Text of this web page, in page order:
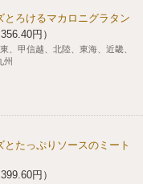
店舗限定）
とろけるマカロニグラタン
円）
、甲信越、北陸、東海、近畿、
州
とたっぷりソースのミート
円）